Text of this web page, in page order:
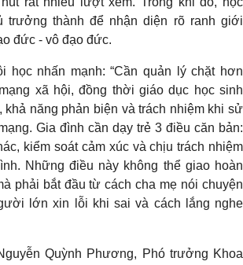
trưởng thành để nhận diện rõ ranh giới
đức - vô đạo đức.
học nhấn mạnh: “Cần quản lý chặt hơn
xã hội, đồng thời giáo dục học sinh
khả năng phản biện và trách nhiệm khi sử
Gia đình cần dạy trẻ 3 điều căn bản:
kiểm soát cảm xúc và chịu trách nhiệm
Những điều này không thể giao hoàn
phải bắt đầu từ cách cha mẹ nói chuyện
lớn xin lỗi khi sai và cách lắng nghe
Quỳnh Phương, Phó trưởng Khoa